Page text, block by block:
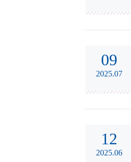
09
2025.07
12
2025.06